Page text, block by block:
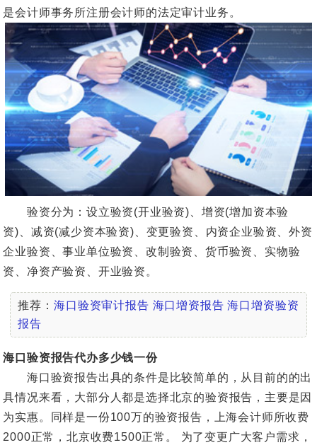
是会计师事务所注册会计师的法定审计业务。
验资分为：设立验资(开业验资)、增资(增加资本验
资)、减资(减少资本验资)、变更验资、内资企业验资、外资
企业验资、事业单位验资、改制验资、货币验资、实物验
资、净资产验资、开业验资。
推荐：海口验资审计报告 海口增资报告 海口增资验资
报告
海口验资报告代办多少钱一份
海口验资报告出具的条件是比较简单的，从目前的的出
具情况来看，大部分人都是选择北京的验资报告，主要是因
为实惠。同样是一份100万的验资报告，上海会计师所收费
2000正常，北京收费1500正常。 为了变更广大客户需求，